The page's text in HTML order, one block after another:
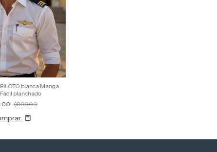
blanca Manga
planchado
$899.00